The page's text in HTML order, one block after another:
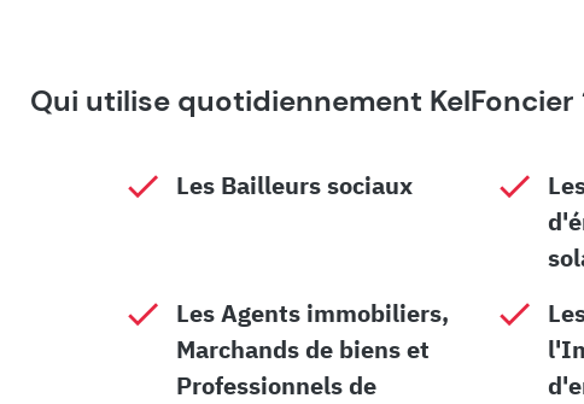
Qui utilise quotidiennement KelFoncier
Les Bailleurs sociaux
Les Agents immobiliers,
Marchands de biens et
Professionnels de